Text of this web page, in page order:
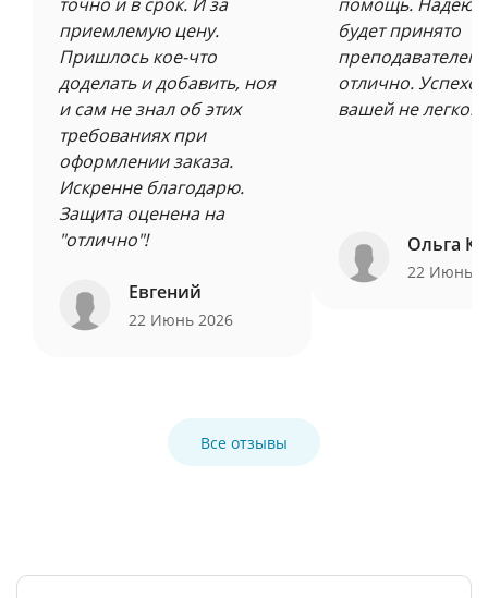
приемлемую цену.
Пришлось кое-что
доделать и добавить, ноя
и сам не знал об этих
требованиях при
оформлении заказа.
Искренне благодарю.
Защита оценена на
"отлично"!
Евгений
22 Июнь 2026
будет принято
преподавателем
отлично.
вашей не легкой
Ольга
22 Июнь
Все отзывы